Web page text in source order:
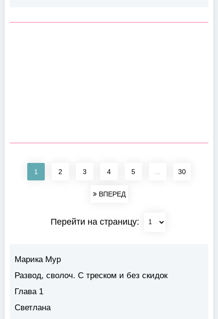
1 2 3 4 5 30
ВПЕРЕД
Перейти на страницу:
Марика Мур
Развод, сволоч. С треском и без скидок
Глава 1
Светлана